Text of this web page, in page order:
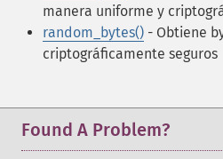
manera uniforme y
random_bytes() - Obtiene
criptográficamente seguros
Found A Problem?